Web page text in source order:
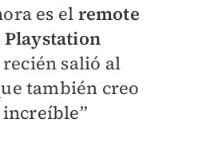
es el remote
salió al
también creo
increíble”